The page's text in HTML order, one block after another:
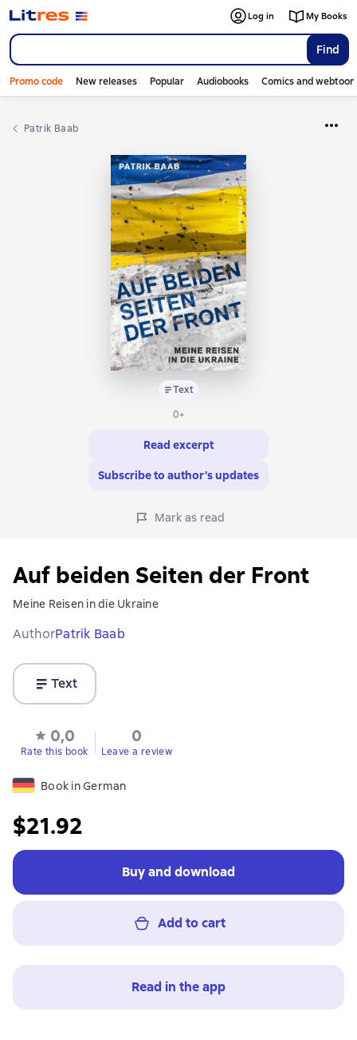
Find
Log in My Books
Promo code New releases Popular Audiobooks Comics and
Patrik Baab
Text
0+
Read excerpt
Subscribe to author’s updates
Mark as read
Auf beiden Seiten der Front
Meine Reisen in die Ukraine
AuthorPatrik Baab
Text
0,0
Rate this book
0
Leave a review
Book in German
$21.92
Buy and download
Add to cart
Read in the app